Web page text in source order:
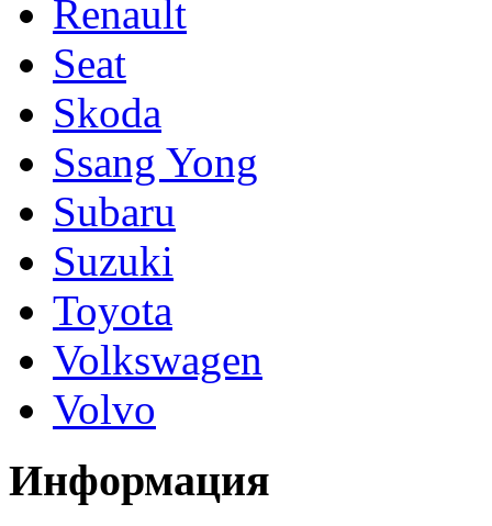
Renault
Seat
Skoda
Ssang Yong
Subaru
Suzuki
Toyota
Volkswagen
Volvo
Информация